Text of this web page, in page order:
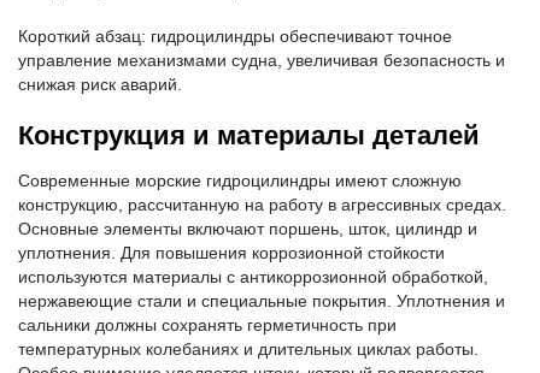
Короткий абзац: гидроцилиндры обеспечивают точное
управление механизмами судна, увеличивая безопасность и
снижая риск аварий.
Конструкция и материалы деталей
Современные морские гидроцилиндры имеют сложную
конструкцию, рассчитанную на работу в агрессивных средах.
Основные элементы включают поршень, шток, цилиндр и
уплотнения. Для повышения коррозионной стойкости
используются материалы с антикоррозионной обработкой,
нержавеющие стали и специальные покрытия. Уплотнения и
сальники должны сохранять герметичность при
температурных колебаниях и длительных циклах работы.